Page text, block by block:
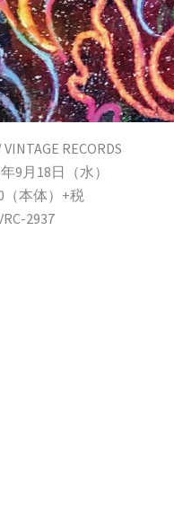
RECORDS
9月18日（水）
（本体）+税
2937